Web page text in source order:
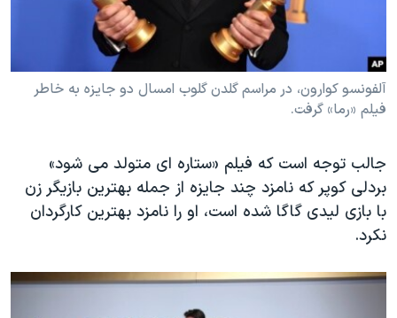
آلفونسو کوارون، در مراسم گلدن گلوب امسال دو جایزه به خاطر
فیلم «رما» گرفت.
جالب توجه است که فیلم «ستاره ای متولد می شود»
بردلی کوپر که نامزد چند جایزه از جمله بهترین بازیگر زن
با بازی لیدی گاگا شده است، او را نامزد بهترین کارگردان
نکرد.